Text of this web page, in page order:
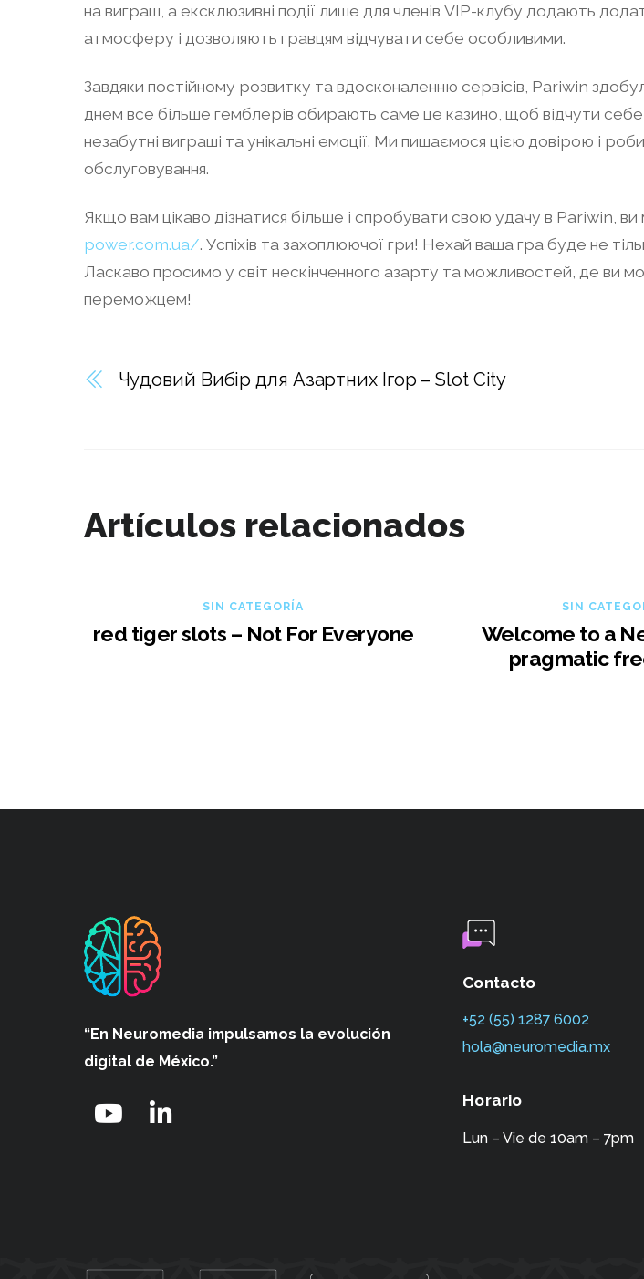
на виграш, а ексклюзивні події лише для членів VIP-клубу додають
атмосферу і дозволяють гравцям відчувати себе особливими.
Завдяки постійному розвитку та вдосконаленню сервісів, Pariwin
днем все більше гемблерів обирають саме це казино, щоб відчути
незабутні виграші та унікальні емоції. Ми пишаємося цією довірою і
обслуговування.
Якщо вам цікаво дізнатися більше і спробувати свою удачу в Pariwin,
power.com.ua/. Успіхів та захоплюючої гри! Нехай ваша гра буде не
Ласкаво просимо у світ нескінченного азарту та можливостей, де ви
переможцем!
Чудовий Вибір для Азартних Ігор – Slot City
Artículos relacionados
SIN CATEGORÍA
red tiger slots – Not For Everyone
SIN
Welcome to a
pragmatic
“En Neuromedia impulsamos la evolución
digital de México.”
Contacto
+52 (55) 1287 6002‬
hola@neuromedia.mx
Horario
Lun – Vie de 10am – 7pm